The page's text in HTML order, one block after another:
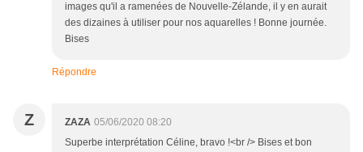
images qu'il a ramenées de Nouvelle-Zélande, il y en aurait
des dizaines à utiliser pour nos aquarelles ! Bonne journée.
Bises
Répondre
Z ZAZA 05/06/2020 08:20
Superbe interprétation Céline, bravo !<br /> Bises et bon